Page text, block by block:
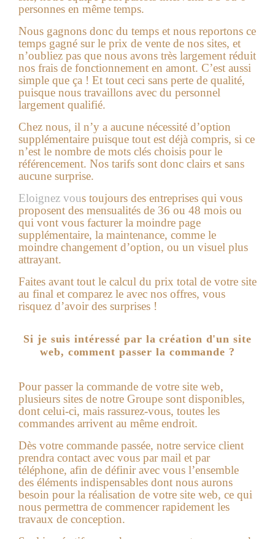
personnes en même temps.
Nous gagnons donc du temps et nous reportons ce
temps gagné sur le prix de vente de nos sites, et
n’oubliez pas que nous avons très largement réduit
nos frais de fonctionnement en amont. C’est aussi
simple que ça ! Et tout ceci sans perte de qualité,
puisque nous travaillons avec du personnel
largement qualifié.
Chez nous, il n’y a aucune nécessité d’option
supplémentaire puisque tout est déjà compris, si ce
n’est le nombre de mots clés choisis pour le
référencement. Nos tarifs sont donc clairs et sans
aucune surprise.
Eloignez vous toujours des entreprises qui vous
proposent des mensualités de 36 ou 48 mois ou
qui vont vous facturer la moindre page
supplémentaire, la maintenance, comme le
moindre changement d’option, ou un visuel plus
attrayant.
Faites avant tout le calcul du prix total de votre site
au final et comparez le avec nos offres, vous
risquez d’avoir des surprises !
Si je suis intéressé par la création d'un site
web, comment passer la commande ?
Pour passer la commande de votre site web,
plusieurs sites de notre Groupe sont disponibles,
dont celui-ci, mais rassurez-vous, toutes les
commandes arrivent au même endroit.
Dès votre commande passée, notre service client
prendra contact avec vous par mail et par
téléphone, afin de définir avec vous l’ensemble
des éléments indispensables dont nous aurons
besoin pour la réalisation de votre site web, ce qui
nous permettra de commencer rapidement les
travaux de conception.